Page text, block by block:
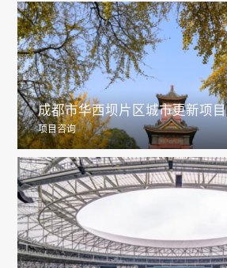
成都市华西坝片区城市更新项目
项目咨询